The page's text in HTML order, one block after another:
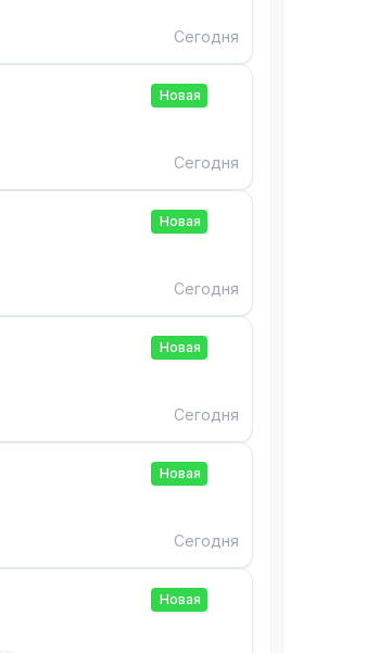
Сегодня
Новая
Сегодня
Новая
Сегодня
Новая
Сегодня
Новая
Сегодня
Новая